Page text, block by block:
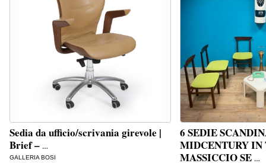
Sedia da ufficio/scrivania girevole |
Brief – …
GALLERIA BOSI
6 SEDIE
MIDCENTURY IN
MASSICCIO SE …